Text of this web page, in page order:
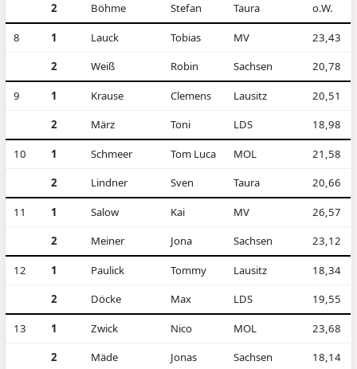
2
Böhme Stefan Taura o.W.
8 1 Lauck Tobias MV
23,43
2
Weiß Robin Sachsen 20,78
9 1 Krause Clemens Lausitz
20,51
2
März Toni LDS 18,98
10 1 Schmeer Tom Luca MOL
21,58
2
Lindner Sven Taura 20,66
11 1 Salow Kai MV
26,57
2
Meiner Jona Sachsen 23,12
12 1 Paulick Tommy Lausitz
18,34
2
Döcke Max LDS 19,55
13 1 Zwick Nico MOL
23,68
2
Mäde Jonas Sachsen 18,14